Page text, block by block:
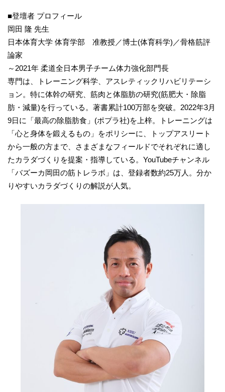
■登壇者 プロフィール
岡田 隆 先生
日本体育大学 体育学部 准教授／博士(体育科学)／骨格筋評
論家
～2021年 柔道全日本男子チーム体力強化部門長
専門は、トレーニング科学、アスレティックリハビリテーシ
ョン。特に体幹の研究、筋肉と体脂肪の研究(筋肥大・除脂
肪・減量)を行っている。著書累計100万部を突破。2022年3月
9日に「最高の除脂肪食」(ポプラ社)を上梓。トレーニングは
「心と身体を鍛えるもの」をポリシーに、トップアスリート
から一般の方まで、さまざまなフィールドでそれぞれに適し
たカラダづくりを提案・指導している。YouTubeチャンネル
「バズーカ岡田の筋トレラボ」は、登録者数約25万人。分か
りやすいカラダづくりの解説が人気。